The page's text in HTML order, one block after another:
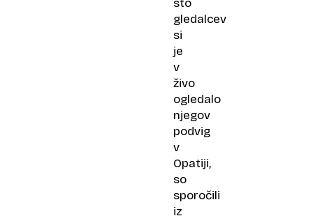
sto
gledalcev
si
je
v
živo
ogledalo
njegov
podvig
v
Opatiji,
so
sporočili
iz